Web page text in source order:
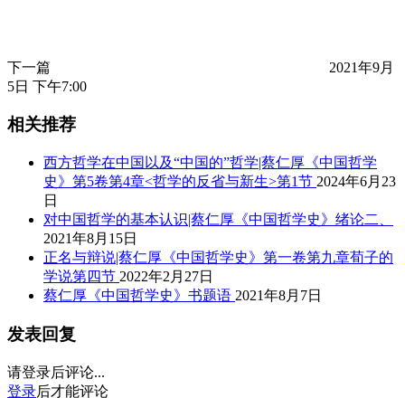
下一篇
2021年9月
5日 下午7:00
相关推荐
西方哲学在中国以及“中国的”哲学|蔡仁厚《中国哲学
史》第5卷第4章<哲学的反省与新生>第1节 2024年6月23
日
对中国哲学的基本认识|蔡仁厚《中国哲学史》绪论二、
2021年8月15日
正名与辩说|蔡仁厚《中国哲学史》第一卷第九章荀子的
学说第四节 2022年2月27日
蔡仁厚《中国哲学史》书题语 2021年8月7日
发表回复
请登录后评论...
登录后才能评论